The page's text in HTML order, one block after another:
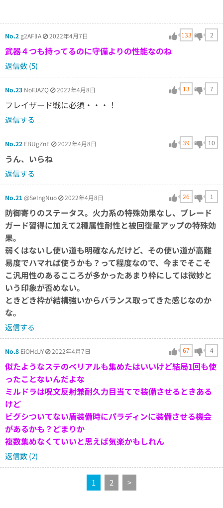
No.2 g2AFlIA 2022年4月7日 133 2
武器４つも持ってるのに守備よりの性能なのね
返信数 (5)
No.23 NoFJAZQ 2022年4月8日 13 7
フレイザード戦に必須・・・！
返信する
No.22 EBUgZnE 2022年4月8日 39 10
うん、いらね
返信する
No.21@SeIngNuo 2022年4月8日 26 1
防御寄りのステータス。火力系の特殊効果なし、ブレード
ガード習得に加えて2種属性耐性と被回復量アップの特殊効
果。
弱くはないし使い道も明確なんだけど、その使い道が高難
易度でハマれば使うかも？って程度なので、今までそこそ
こ汎用性のあるこころが多かったあまり枠にしては微妙と
いう印象が否めない。
ときどき枠が結構強いからバランス取ってきた感じなのか
な。
返信する
No.8 EiOHdJY 2022年4月7日 67 4
似たようなステのベリアルも集めたはいいけど結局1回も使
ったことないんだよな
ミルドラは呪文反射兼耐久力目当てで装備させるときある
けど
ビグシついてない盾装備時にパラディンに装備させる機会
があるかも？どまりか
複数集めなくていいと思えば気楽かもしれん
返信数 (2)
1 2 >